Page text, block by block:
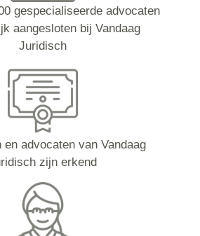
gespecialiseerde advocaten
aangesloten bij Vandaag
Juridisch
advocaten van Vandaag
zijn erkend